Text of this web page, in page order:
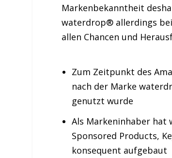
Markenbekanntheit
waterdrop® allerdings
allen Chancen und
Zum Zeitpunkt des
nach der Marke
genutzt wurde
Als Markeninhaber hat
Sponsored Products,
konsequent aufgebaut